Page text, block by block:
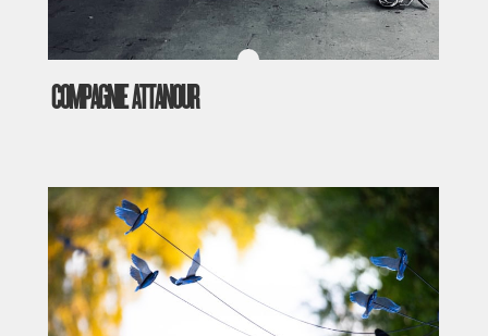
COMPAGNIE ATTANOUR